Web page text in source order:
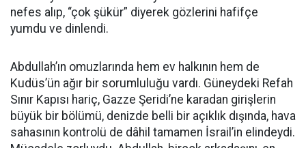
nefes alıp, “çok şükür” diyerek gözlerini hafifçe
yumdu ve dinlendi.
Abdullah’ın omuzlarında hem ev halkının hem de
Kudüs’ün ağır bir sorumluluğu vardı. Güneydeki Refah
Sınır Kapısı hariç, Gazze Şeridi’ne karadan girişlerin
büyük bir bölümü, denizde belli bir açıklık dışında, hava
sahasının kontrolü de dâhil tamamen İsrail’in elindeydi.